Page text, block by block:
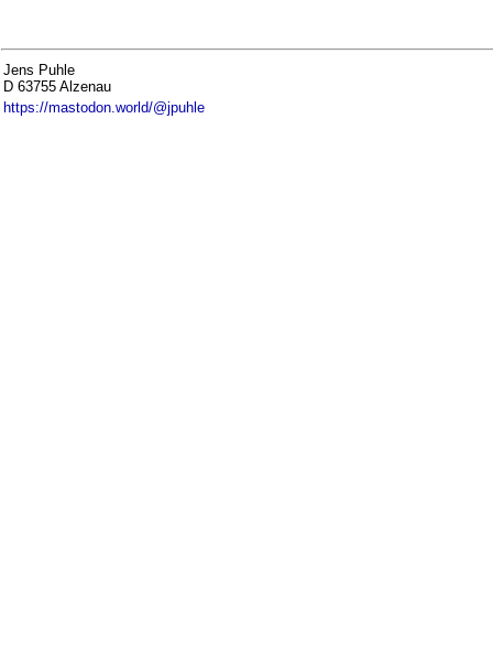
Jens Puhle
D 63755 Alzenau
https://mastodon.world/@jpuhle